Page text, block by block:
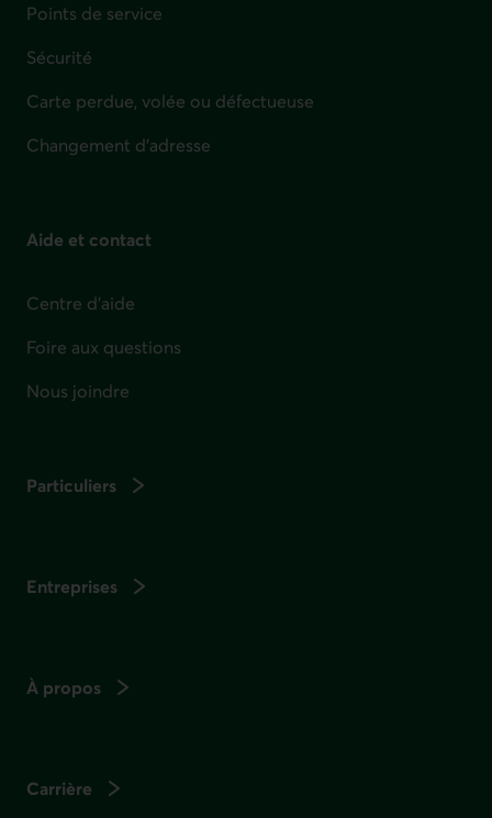
Points de service
Sécurité
Carte perdue, volée ou défectueuse
Changement d'adresse
Aide et contact
Centre d'aide
Foire aux questions
Nous joindre
Particuliers
Entreprises
À propos
Carrière